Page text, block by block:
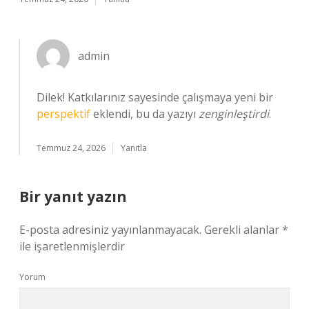
admin
Dilek! Katkılarınız sayesinde çalışmaya yeni bir
perspektifeklendi, bu da yazıyı zenginleştirdi.
Temmuz 24, 2026 Yanıtla
Bir yanıt yazın
E-posta adresiniz yayınlanmayacak. Gerekli alanlar*
ile işaretlenmişlerdir
Yorum